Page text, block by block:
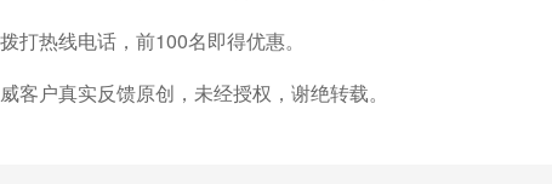
拨打热线电话，前100名即得优惠。
客户真实反馈原创，未经授权，谢绝转载。